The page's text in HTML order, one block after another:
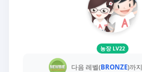
농장 LV22
다음 레벨(BRONZE)까지